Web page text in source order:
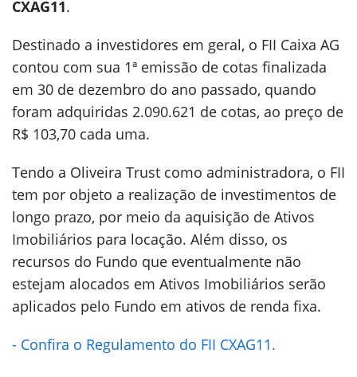
CXAG11.
Destinado a investidores em geral, o FII Caixa AG
contou com sua 1ª emissão de cotas finalizada
em 30 de dezembro do ano passado, quando
foram adquiridas 2.090.621 de cotas, ao preço de
R$ 103,70 cada uma.
Tendo a Oliveira Trust como administradora, o FII
tem por objeto a realização de investimentos de
longo prazo, por meio da aquisição de Ativos
Imobiliários para locação. Além disso, os
recursos do Fundo que eventualmente não
estejam alocados em Ativos Imobiliários serão
aplicados pelo Fundo em ativos de renda fixa.
- Confira o Regulamento do FII CXAG11.